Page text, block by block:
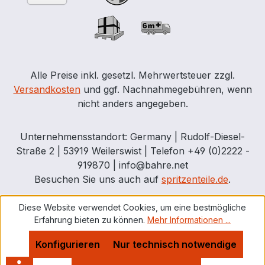
Alle Preise inkl. gesetzl. Mehrwertsteuer zzgl.
Versandkostenund ggf. Nachnahmegebühren, wenn
nicht anders angegeben.
Unternehmensstandort: Germany | Rudolf-Diesel-
Straße 2 | 53919 Weilerswist | Telefon +49 (0)2222 -
919870 | info@bahre.net
Besuchen Sie uns auch auf spritzenteile.de.
Diese Website verwendet Cookies, um eine bestmögliche
Erfahrung bieten zu können. Mehr Informationen ...
Nur technisch notwendige
Konfigurieren